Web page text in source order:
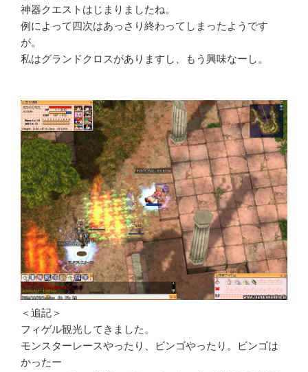
神器クエストはじまりましたね。
例によって四次はあっさり終わってしまったようです
が。
私はグランドクロスがありますし、もう興味なーし。
＜追記＞
フィゲル観光してきました。
モンスターレースやったり、ビンゴやったり。ビンゴは
かったー